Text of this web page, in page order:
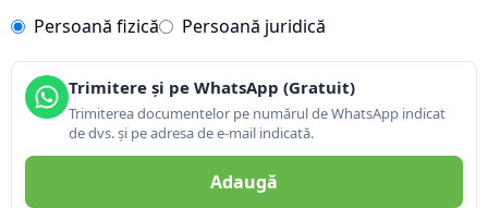
Persoană fizică
Persoană juridică
Trimitere și pe WhatsApp (Gratuit)
Trimiterea documentelor pe numărul de WhatsApp indicat
de dvs. și pe adresa de e-mail indicată.
Adaugă